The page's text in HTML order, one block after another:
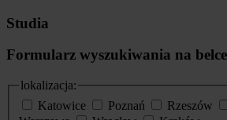
Studia
Formularz wyszukiwania na
lokalizacja:
Katowice
Poznań Rzeszów